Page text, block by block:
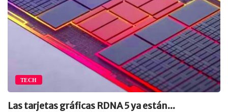
TECH
Las tarjetas gráficas RDNA 5 ya están...